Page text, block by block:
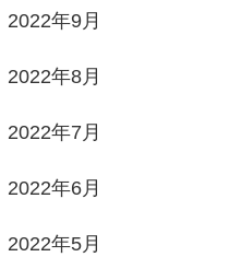
2022年9月
2022年8月
2022年7月
2022年6月
2022年5月